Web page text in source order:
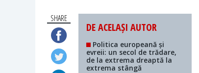
SHARE
DE ACELAȘI AUTOR
Politica europeană și
evreii: un secol de trădare,
de la extrema dreaptă la
extrema stângă